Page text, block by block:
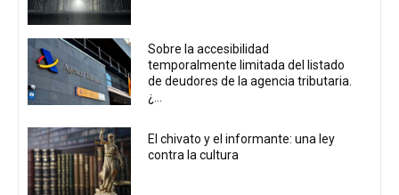
Sobre la accesibilidad
temporalmente limitada del listado
de deudores de la agencia tributaria.
¿...
El chivato y el informante: una ley
contra la cultura